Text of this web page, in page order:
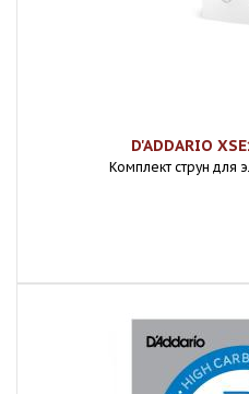
D'ADDARIO
Комплект струн для